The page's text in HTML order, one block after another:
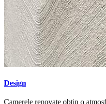
Design
Camerele renovate obţin o